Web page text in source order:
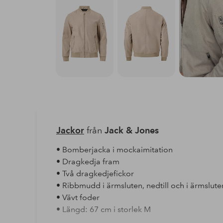
Jackorfrån Jack & Jones
• Bomberjacka i mockaimitation
• Dragkedja fram
• Två dragkedjefickor
• Ribbmudd i ärmsluten, nedtill och i
• Vävt foder
• Längd: 67 cm i storlek M